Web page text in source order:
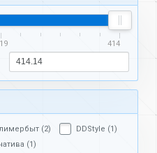
414
(2)
DDStyle (1)
(1)